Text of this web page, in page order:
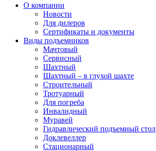
О компании
Новости
Для дилеров
Сертификаты и документы
Виды подъемников
Мачтовый
Сервисный
Шахтный
Шахтный – в глухой шахте
Строительный
Тротуарный
Для погреба
Инвалидный
Муравей
Гидравлический подъемный стол
Доклевеллер
Стационарный